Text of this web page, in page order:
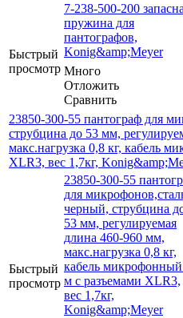
Быстрый
просмотр
7-238-500-200
пружина для
пантографов,
Konig&amp;Meyer
Много
Отложить
Сравнить
23850-300-55 пантограф для
струбцина до 53 мм,
макс.нагрузка 0,8 кг, кабель
XLR3, вес 1,7кг,
Быстрый
просмотр
23850-300-55
для
черный, струбцина
53 мм, регулируемая
длина 460-960 мм,
макс.нагрузка 0,8 кг,
кабель
м с разъемами XLR3,
вес 1,7кг,
Konig&amp;Meyer